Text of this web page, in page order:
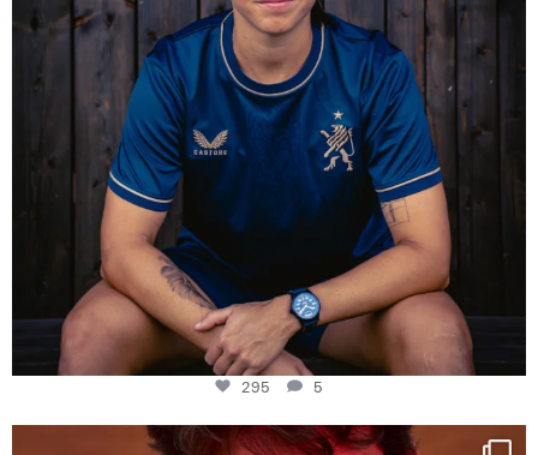
295 5
One last dance at home